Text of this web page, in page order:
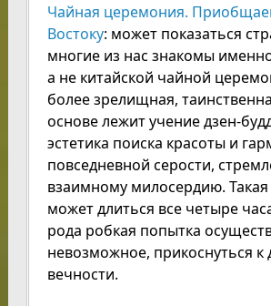
Чайная церемония.
Востоку: может показаться
многие из нас знакомы
а не китайской чайной
более зрелищная,
основе лежит учение дзен-
эстетика поиска красоты и
повседневной серости,
взаимному милосердию.
может длиться все четыре
рода робкая попытка
невозможное, прикоснуться
вечности.